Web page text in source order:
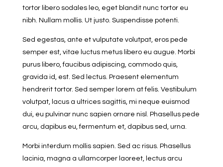
tortor libero sodales leo, eget blandit nunc tortor eu
nibh. Nullam mollis. Ut justo. Suspendisse potenti.
Sed egestas, ante et vulputate volutpat, eros pede
semper est, vitae luctus metus libero eu augue. Morbi
purus libero, faucibus adipiscing, commodo quis,
gravida id, est. Sed lectus. Praesent elementum
hendrerit tortor. Sed semper lorem at felis. Vestibulum
volutpat, lacus a ultrices sagittis, mi neque euismod
dui, eu pulvinar nunc sapien ornare nisl. Phasellus pede
arcu, dapibus eu, fermentum et, dapibus sed, urna.
Morbi interdum mollis sapien. Sed ac risus. Phasellus
lacinia, magna a ullamcorper laoreet, lectus arcu